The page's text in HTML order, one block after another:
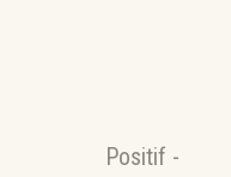
Positif -